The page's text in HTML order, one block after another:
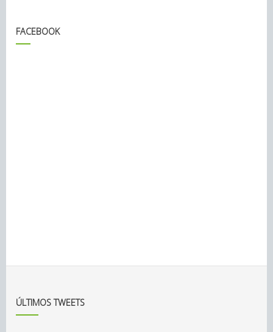
FACEBOOK
ÚLTIMOS TWEETS